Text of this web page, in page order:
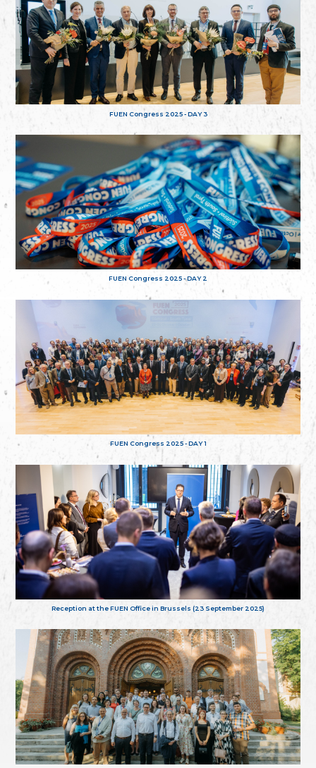
FUEN Congress 2025 - DAY 3
FUEN Congress 2025 - DAY 2
FUEN Congress 2025 - DAY 1
Reception at the FUEN Office in Brussels (23 September 2025)